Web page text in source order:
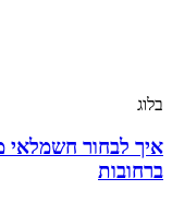
בלוג
איך לבחור חשמלאי
ברחובות